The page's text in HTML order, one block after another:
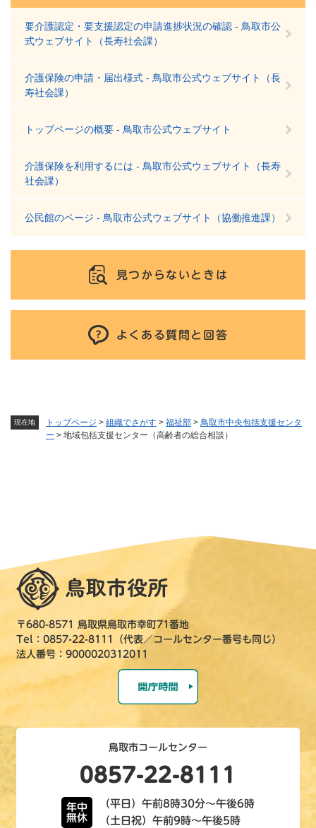
現在地 トップページ > 組織でさがす > 福祉部 > 鳥取市中央包括支援センタ
ー > 地域包括支援センター（高齢者の総合相談）
要介護認定・要支援認定の申請進捗状況の確認 - 鳥取市公
式ウェブサイト（長寿社会課）
介護保険の申請・届出様式 - 鳥取市公式ウェブサイト（長
寿社会課）
トップページの概要 - 鳥取市公式ウェブサイト
介護保険を利用するには - 鳥取市公式ウェブサイト（長寿
社会課）
公民館のページ - 鳥取市公式ウェブサイト（協働推進課）
見つからないときは
よくある質問と回答
〒680-8571 鳥取県鳥取市幸町71番地
Tel：0857-22-8111（代表／コールセンター番号も同じ）
法人番号：9000020312011
鳥取市コールセンター
0857-22-8111
年中
無休
（平日）午前8時30分～午後6時
（土日祝）午前9時～午後5時